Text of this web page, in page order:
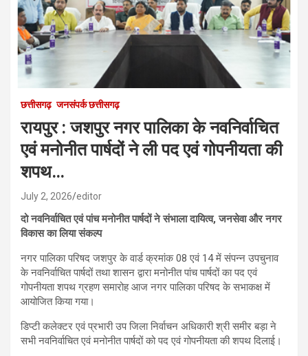
छत्तीसगढ़ जनसंपर्क छत्तीसगढ़
रायपुर : जशपुर नगर पालिका के नवनिर्वाचित
एवं मनोनीत पार्षदों ने ली पद एवं गोपनीयता की
शपथ…
July 2, 2026 editor
दो नवनिर्वाचित एवं पांच मनोनीत पार्षदों ने संभाला दायित्व, जनसेवा और नगर
विकास का लिया संकल्प
नगर पालिका परिषद जशपुर के वार्ड क्रमांक 08 एवं 14 में संपन्न उपचुनाव
के नवनिर्वाचित पार्षदों तथा शासन द्वारा मनोनीत पांच पार्षदों का पद एवं
गोपनीयता शपथ ग्रहण समारोह आज नगर पालिका परिषद के सभाकक्ष में
आयोजित किया गया।
डिप्टी कलेक्टर एवं प्रभारी उप जिला निर्वाचन अधिकारी श्री समीर बड़ा ने
सभी नवनिर्वाचित एवं मनोनीत पार्षदों को पद एवं गोपनीयता की शपथ दिलाई।